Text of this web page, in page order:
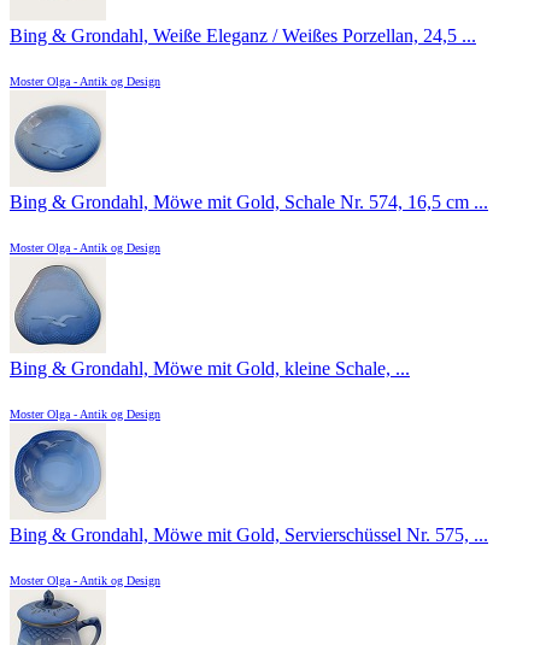
Bing & Grondahl, Weiße Eleganz / Weißes Porzellan, 24,5 ...
Moster Olga - Antik og Design
Bing & Grondahl, Möwe mit Gold, Schale Nr. 574, 16,5 cm ...
Moster Olga - Antik og Design
Bing & Grondahl, Möwe mit Gold, kleine Schale, ...
Moster Olga - Antik og Design
Bing & Grondahl, Möwe mit Gold, Servierschüssel Nr. 575, ...
Moster Olga - Antik og Design